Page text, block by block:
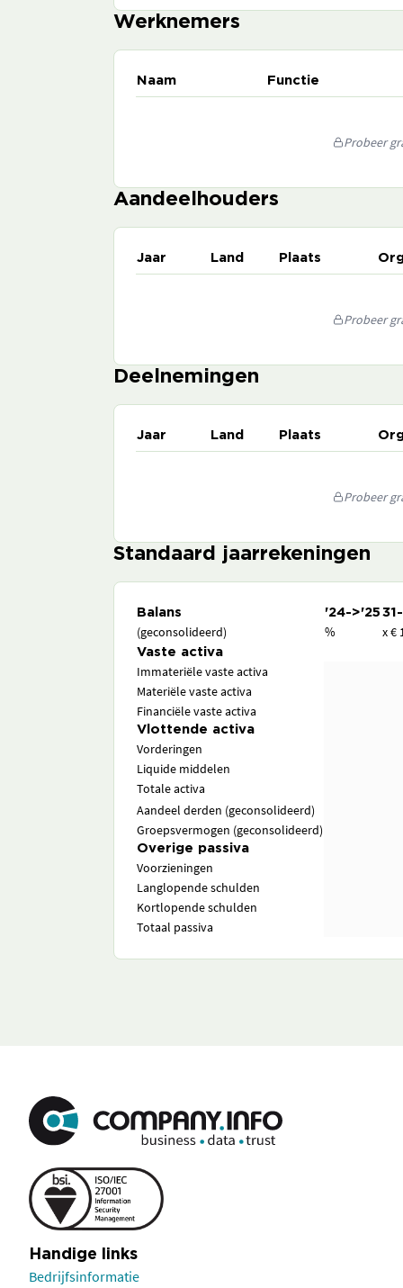
Werknemers
Naam Functie
Probeer
Aandeelhouders
Jaar Land Plaats
Probeer
Deelnemingen
Jaar Land Plaats
Probeer
Standaard jaarrekeningen
Balans '24->'25
(geconsolideerd) % x €
Vaste activa
Immateriële vaste activa
Materiële vaste activa
Financiële vaste activa
Vlottende activa
Vorderingen
Liquide middelen
Totale activa
Aandeel derden (geconsolideerd)
Groepsvermogen (geconsolideerd)
Overige passiva
Voorzieningen
Langlopende schulden
Kortlopende schulden
Totaal passiva
Handige links
Bedrijfsinformatie